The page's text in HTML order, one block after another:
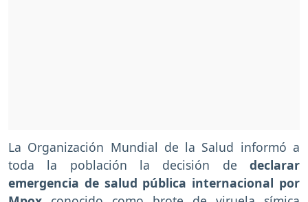
La Organización Mundial de la Salud informó a
toda la población la decisión de declarar
emergencia de salud pública internacional por